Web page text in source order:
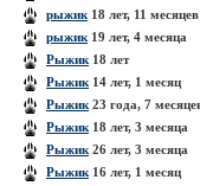
рыжик 18 лет, 11 месяцев
рыжик 19 лет, 4 месяца
Рыжик 18 лет
Рыжик 14 лет, 1 месяц
Рыжик 23 года, 7
Рыжик 18 лет, 3 месяца
Рыжик 26 лет, 3 месяца
Рыжик 16 лет, 1 месяц